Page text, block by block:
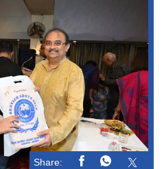
Share: